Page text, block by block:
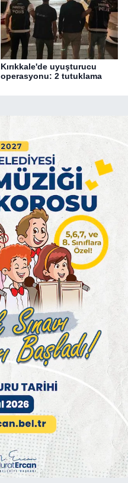
Kırıkkale'de uyuşturucu
operasyonu: 2 tutuklama